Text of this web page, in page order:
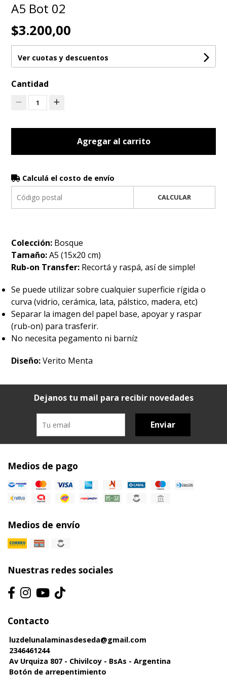
A5 Bot 02
$3.200,00
Ver cuotas y descuentos
Cantidad
1
Agregar al carrito
Calculá el costo de envío
CALCULAR
Colección: Bosque
Tamaño:A5 (15x20 cm)
Rub-on Transfer: Recortá y raspá, así de simple!
Se puede utilizar sobre cualquier superficie rígida o
curva (vidrio, cerámica, lata, pálstico, madera, etc)
Separar la imagen del papel base, apoyar y raspar
(rub-on) para trasferir.
No necesita pegamento ni barníz
Diseño:Verito Menta
Dejanos tu mail para recibir novedades
Enviar
Medios de pago
Medios de envío
Nuestras redes sociales
Contacto
luzdelunalaminasdeseda@gmail.com
2346461244
Av Urquiza 807 - Chivilcoy - BsAs - Argentina
Botón de arrepentimiento